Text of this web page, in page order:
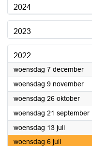
2024
2023
2022
woensdag 7 december
woensdag 9 november
woensdag 26 oktober2022
woensdag 21 september
woensdag 13 juli2022
woensdag 6 juli2022